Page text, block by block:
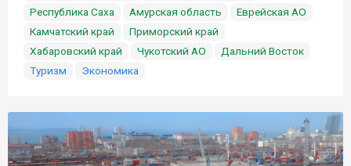
Республика Саха
Амурская область
Еврейская АО
Камчатский край
Приморский край
Хабаровский край
Чукотский АО
Дальний Восток
Туризм
Экономика